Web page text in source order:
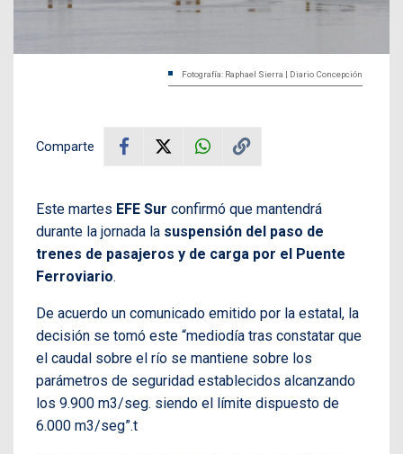
Fotografía: Raphael Sierra | Diario Concepción
Comparte
Este martes EFE Sur confirmó que mantendrá
durante la jornada la suspensión del paso de
trenes de pasajeros y de carga por el Puente
Ferroviario.
De acuerdo un comunicado emitido por la estatal, la
decisión se tomó este “mediodía tras constatar que
el caudal sobre el río se mantiene sobre los
parámetros de seguridad establecidos alcanzando
los 9.900 m3/seg. siendo el límite dispuesto de
6.000 m3/seg”.t